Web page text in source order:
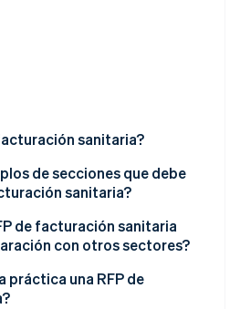
en línea
2026
construye la infraestructura
sanitaria?
de secciones que debe
sanitaria?
proyecto
tecnológica
de facturación sanitaria
con otros sectores?
cada capa
práctica una RFP de